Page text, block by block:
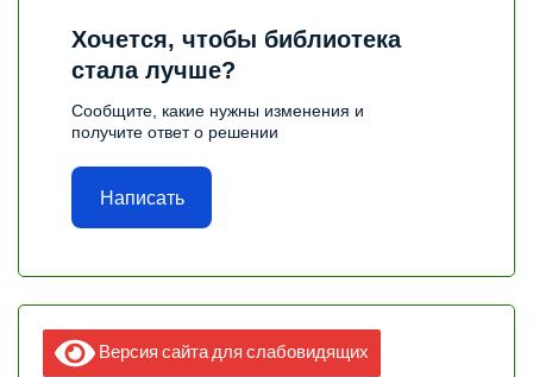
Хочется, чтобы библиотека
стала лучше?
Сообщите, какие нужны изменения и
получите ответ о решении
Написать
Версия сайта для слабовидящих